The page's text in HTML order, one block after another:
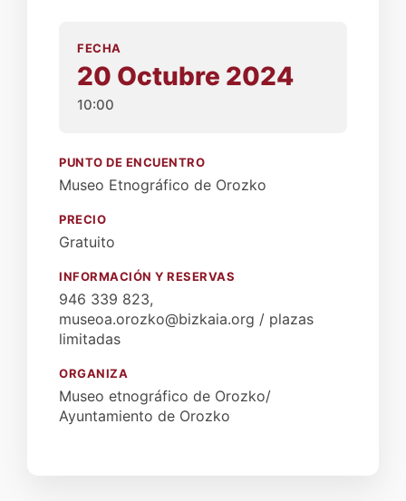
FECHA
20 Octubre 2024
10:00
PUNTO DE ENCUENTRO
Museo Etnográfico de Orozko
PRECIO
Gratuito
INFORMACIÓN Y RESERVAS
946 339 823,
museoa.orozko@bizkaia.org / plazas
limitadas
ORGANIZA
Museo etnográfico de Orozko/
Ayuntamiento de Orozko